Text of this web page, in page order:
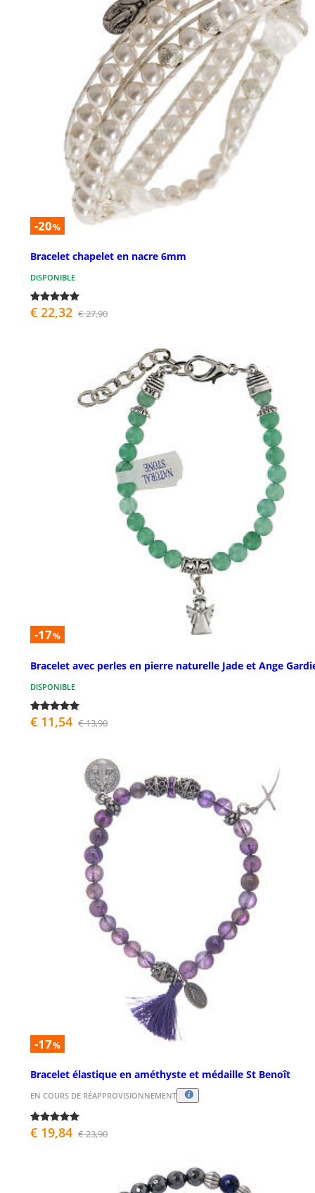
-20%
Bracelet chapelet en nacre 6mm
DISPONIBLE
€ 22,32 € 27,90
-17%
Bracelet avec perles en pierre naturelle Jade et Ange
DISPONIBLE
€ 11,54 € 13,90
-17%
Bracelet élastique en améthyste et médaille St Benoît
EN COURS DE RÉAPPROVISIONNEMENT
€ 19,84 € 23,90